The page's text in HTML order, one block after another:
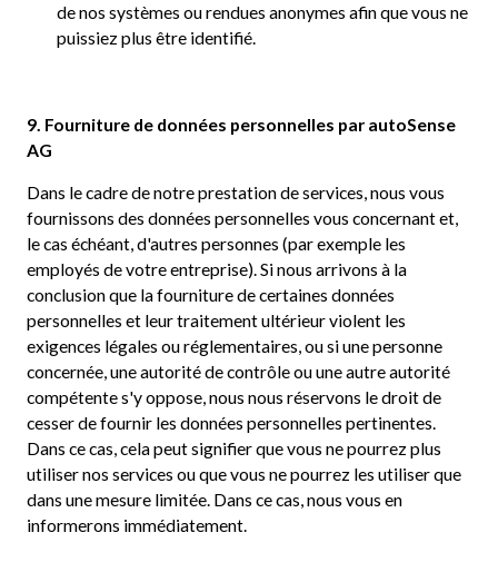
de nos systèmes ou rendues anonymes afin que vous ne
puissiez plus être identifié.
9. Fourniture de données personnelles par autoSense
AG
Dans le cadre de notre prestation de services, nous vous
fournissons des données personnelles vous concernant et,
le cas échéant, d'autres personnes (par exemple les
employés de votre entreprise). Si nous arrivons à la
conclusion que la fourniture de certaines données
personnelles et leur traitement ultérieur violent les
exigences légales ou réglementaires, ou si une personne
concernée, une autorité de contrôle ou une autre autorité
compétente s'y oppose, nous nous réservons le droit de
cesser de fournir les données personnelles pertinentes.
Dans ce cas, cela peut signifier que vous ne pourrez plus
utiliser nos services ou que vous ne pourrez les utiliser que
dans une mesure limitée. Dans ce cas, nous vous en
informerons immédiatement.